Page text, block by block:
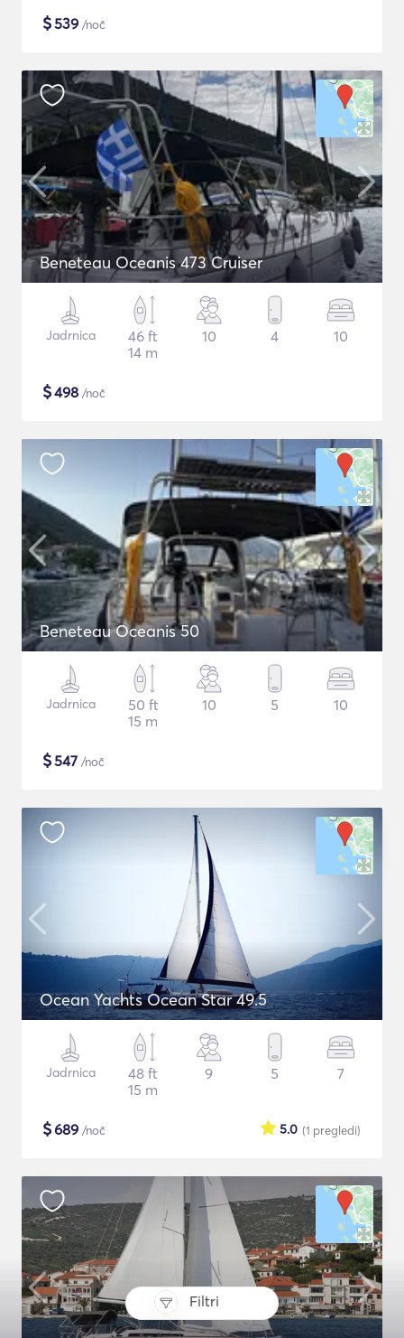
Filtri
$539 /noč
Beneteau Oceanis 473 Cruiser
Jadrnica
46 ft
14 m
10 4 10
$498 /noč
Beneteau Oceanis 50
Jadrnica
50 ft
15 m
10 5 10
$547 /noč
Ocean Yachts Ocean Star 49.5
Jadrnica
48 ft
15 m
9 5 7
$689 /noč (1 pregledi)
5.0